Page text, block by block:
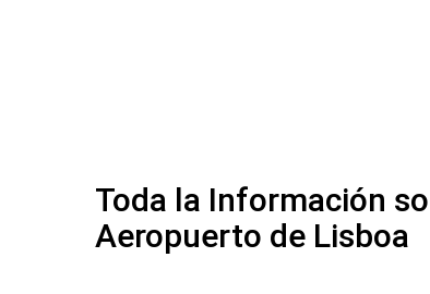
Toda la Información
Aeropuerto de Lisboa